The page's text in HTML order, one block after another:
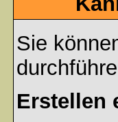
Sie
Erstellen